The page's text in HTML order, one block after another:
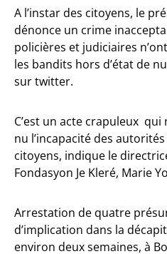
A l’instar des citoyens, le
dénonce un crime
policières et judiciaires
les bandits hors d’état de
sur twitter.
C’est un acte crapuleux
nu l’incapacité des
citoyens, indique le
Fondasyon Je Kleré, Marie
Arrestation de quatre
d’implication dans la
environ deux semaines, à